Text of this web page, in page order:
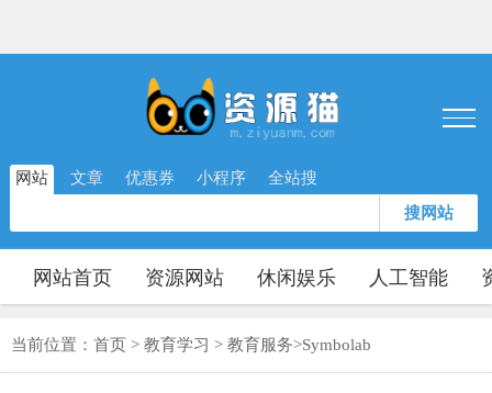
网站 文章 优惠券 小程序 全站搜
搜网站
网站首页 资源网站 休闲娱乐 人工智能
当前位置： 首页 > 教育学习 > 教育服务>Symbolab